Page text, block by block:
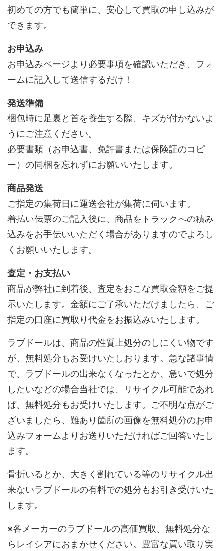
初めての方でも簡単に、安心して買取の申し込みが
できます。
お申込み
お申込みページより必要事項を確認いただき、フォ
ームに記入して送信するだけ！
発送準備
梱包時に足裏と首を養生する際、キズが付かないよ
うにご注意ください。
必要書類（お申込書、免許書または保険証のコピ
ー）の同梱を忘れずにお願いいたします。
商品発送
ご指定の集荷日に運送会社が集荷に伺います。
着払い伝票のご記入後に、商品をトラックへの積み
込みをお手伝いいただく場合がありますのでよろし
くお願いいたします。
査定・お支払い
商品が弊社に到着後、査定をおこな買取金額をご提
示いたします。金額にご了承いただけましたら、ご
指定の口座に買取り代金をお振込みいたします。
ラブドールは、商品の性質上処分のしにくい物です
が、無料処分もお受けいたしおります。急な諸事情
で、ラブドールの出来なくなったとか、急いで処分
したいなどの場合当社では、リサイクル可能であれ
ば、無料処分もお受けいたします。ご不明な点がご
ざいましたら、難あり箇所の画像を無料処分のお申
込みフォームよりお送りいただければご回答いたし
ます。
骨折いるとか、大きく割れている等のリサイクル出
来ないラブドールの有料での処分もお引き受けいた
します。
※各メーカーのラブドールの高価買取、無料処分な
らレイシアにおまかせください。豊富な買い取り実